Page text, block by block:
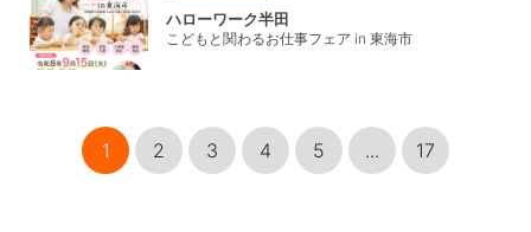
ハローワーク半田
こどもと関わるお仕事フェア in 東海市
1 2 3 4 5 ... 17